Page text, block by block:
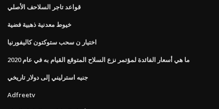
قواعد تاجر السلاحف الأصلي
خيوط معدنية ذهبية فضية
اختيار ن سحب ستوكتون كاليفورنيا
ما هي أسعار الفائدة لمؤتمر نزع السلاح المتوقع القيام به في عام 2020
جنيه استرليني إلى دولار تاريخي
Adfreetv